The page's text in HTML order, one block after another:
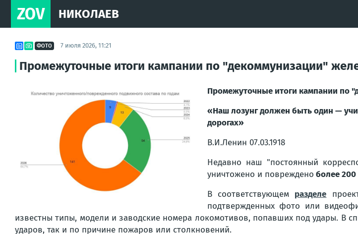
ZOV НИКОЛАЕВ
ФОТО 7 июля 2026, 11:21
Промежуточные итоги кампании по "декоммунизации"
Промежуточные итоги кампании по
«Наш лозунг должен быть один —
дорогах»
В.И.Ленин 07.03.1918
Недавно наш "постоянный
уничтожено и повреждено более
В соответствующем разделе
подтвержденных фото или
известны типы, модели и заводские номера локомотивов, попавших под удары. В
ударов, так и по причине пожаров или столкновений.